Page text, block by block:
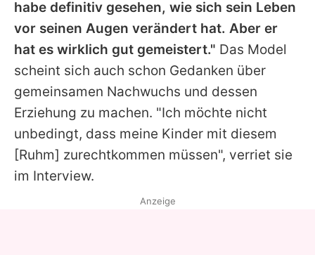
habe definitiv gesehen, wie sich sein Leben
vor seinen Augen verändert hat. Aber er
hat es wirklich gut gemeistert." Das Model
scheint sich auch schon Gedanken über
gemeinsamen Nachwuchs und dessen
Erziehung zu machen. "Ich möchte nicht
unbedingt, dass meine Kinder mit diesem
[Ruhm] zurechtkommen müssen", verriet sie
im Interview.
Anzeige